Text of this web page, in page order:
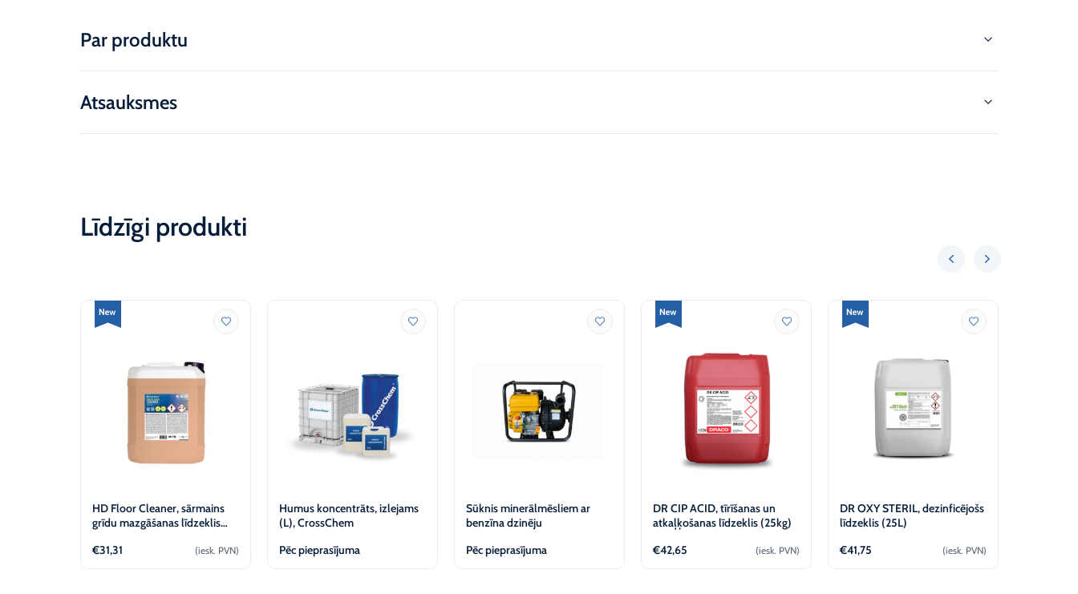
Par produktu
Atsauksmes
Līdzīgi produkti
HD Floor Cleaner, sārmains
grīdu mazgāšanas līdzeklis
€31,31 (iesk. PVN)
Humus koncentrāts, izlejams
(L), CrossChem
Pēc pieprasījuma
Sūknis minerālmēsliem ar
benzīna dzinēju
Pēc pieprasījuma
DR CIP ACID, tīrīšanas un
atkaļķošanas līdzeklis (25kg)
€42,65 (iesk. PVN)
DR OXY STERIL, dezinficējošs
līdzeklis (25L)
€41,75 (iesk. PVN)